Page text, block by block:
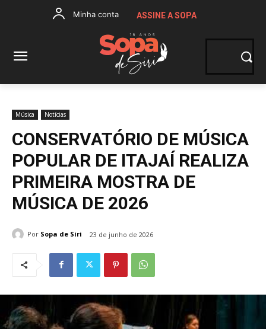
Minha conta ASSINE A SOPA
Música Notícias
CONSERVATÓRIO DE MÚSICA
POPULAR DE ITAJAÍ REALIZA
PRIMEIRA MOSTRA DE
MÚSICA DE 2026
Por Sopa de Siri 23 de junho de 2026